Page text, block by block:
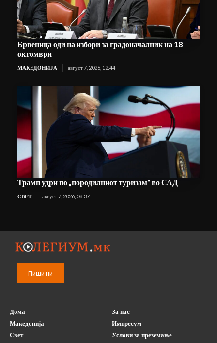
Брвеница оди на избори за градоначалник на 18
октомври
МАКЕДОНИЈА август 7, 2026, 12:44
Трамп удри по „породилниот туризам“ во САД
СВЕТ август 7, 2026, 08:37
Пиши ни
Дома
Македонија
Свет
За нас
Импресум
Услови за преземање